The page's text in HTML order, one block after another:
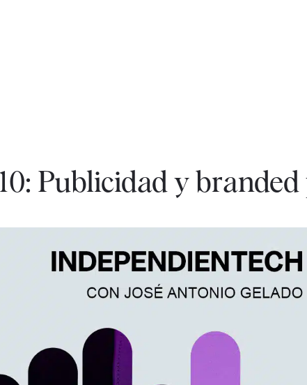
Publicidad y